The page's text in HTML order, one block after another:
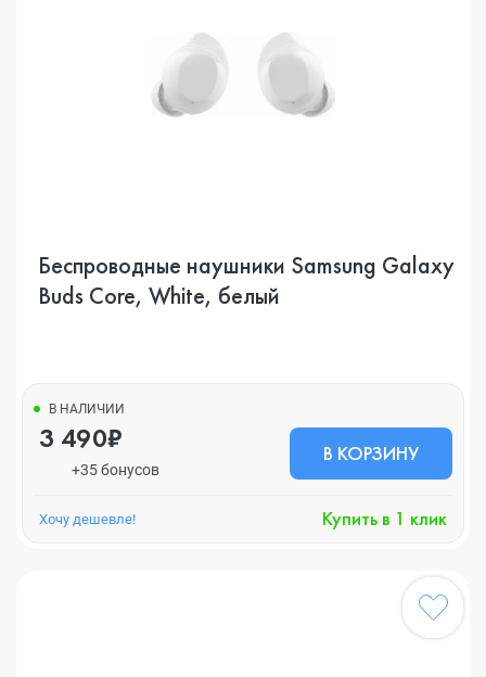
Беспроводные наушники Samsung Galaxy
Buds Core, White, белый
В НАЛИЧИИ
3 490₽
+35 бонусов
В КОРЗИНУ
Хочу дешевле! Купить в 1 клик